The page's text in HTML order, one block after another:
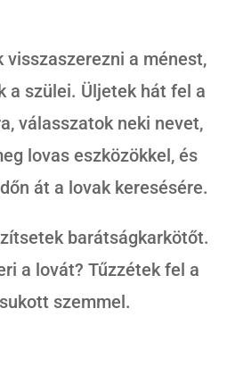
visszaszerezni a ménest,
a szülei. Üljetek hát fel a
válasszatok neki nevet,
lovas eszközökkel, és
át a lovak keresésére.
barátságkarkötőt.
a lovát? Tűzzétek fel a
szemmel.